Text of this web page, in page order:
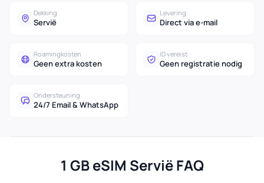
Dekking
Servië
Levering
Direct via e-mail
Roamingkosten
Geen extra kosten
ID vereist
Geen registratie nodig
Ondersteuning
24/7 Email & WhatsApp
1 GB eSIM Servië FAQ